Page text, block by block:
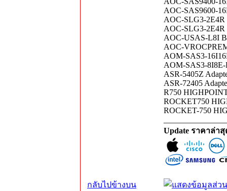
AOC-SAS9600-
AOC-SLG3-
AOC-SLG3-
AOC-USAS-L8I
AOC-
AOM-SAS3-
AOM-SAS3-
ASR-5405Z
ASR-72405
R750
ROCKET750
ROCKET-750
Update ราคาล่า
กลับไปข้างบน